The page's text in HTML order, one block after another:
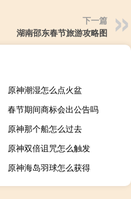
下一篇
湖南邵东春节旅游攻略图
原神潮湿怎么点火盆
春节期间商标会出公告吗
原神那个船怎么过去
原神双倍诅咒怎么触发
原神海岛羽球怎么获得